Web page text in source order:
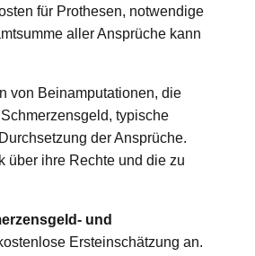
für Prothesen, notwendige
aller Ansprüche kann
von Beinamputationen, die
typische
der Ansprüche.
über ihre Rechte und die zu
und
Ersteinschätzung an.